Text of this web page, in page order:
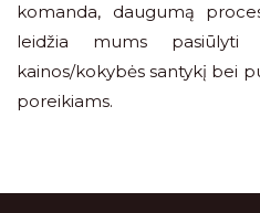
komanda, daugumą
leidžia mums
kainos/kokybės santykį bei
poreikiams.